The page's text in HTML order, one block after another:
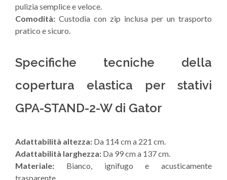
pulizia semplice e veloce.
Comodità: Custodia con zip inclusa per un trasporto
pratico e sicuro.
Specifiche tecniche della
copertura elastica per stativi
GPA-STAND-2-W di Gator
Adattabilità altezza: Da 114 cm a 221 cm.
Adattabilità larghezza: Da 99 cm a 137 cm.
Materiale: Bianco, ignifugo e acusticamente
trasparente.